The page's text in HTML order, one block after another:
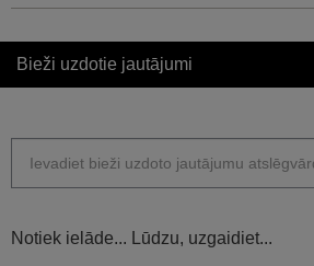
Bieži uzdotie jautājumi
Notiek ielāde... Lūdzu, uzgaidiet...